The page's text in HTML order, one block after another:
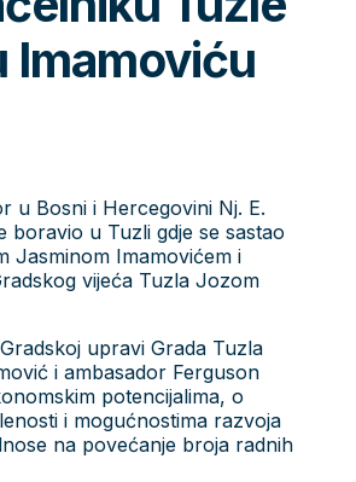
Imamoviću
u Bosni i Hercegovini Nj. E.
boravio u Tuzli gdje se sastao
Jasminom Imamovićem i
vijeća Tuzla Jozom
upravi Grada Tuzla
i ambasador Ferguson
potencijalima, o
i mogućnostima razvoja
na povećanje broja radnih